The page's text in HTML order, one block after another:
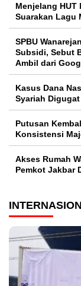
Menjelang HUT
Suarakan Lagu
SPBU
Subsidi, Sebut
Ambil dari
Kasus Dana
Syariah
Putusan
Konsistensi
Akses Rumah
Pemkot Jakbar